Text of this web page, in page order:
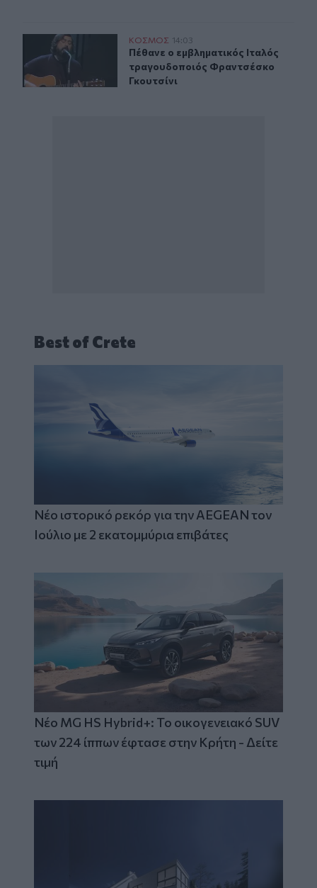
Πέθανε ο εμβληματικός Ιταλός τραγουδοποιός
ΚΟΣΜΟΣ 14:03
Πέθανε ο εμβληματικός Ιταλός
Πέθανε ο εμβληματικός Ιταλός
τραγουδοποιός Φραντσέσκο
Γκουτσίνι
Best of Crete
Νέο ιστορικό ρεκόρ για την AEGEAN τον
Ιούλιο με 2 εκατομμύρια επιβάτες
Νέο MG HS Hybrid+: Το οικογενειακό SUV
των 224 ίππων έφτασε στην Κρήτη - Δείτε
τιμή